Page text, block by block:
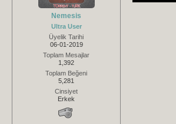
Nemesis
Ultra User
Üyelik Tarihi
06-01-2019
Toplam Mesajlar
1,392
Toplam Beğeni
5,281
Cinsiyet
Erkek